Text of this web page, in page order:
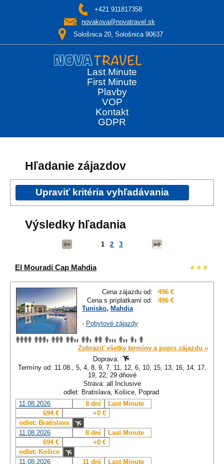
+421 911817358
novakova@novatravel.sk
Sološnica 20, Sološnica 90637
Last Minute
First Minute
Plavby
VOP
Kontakt
GDPR
Hľadanie zájazdov
Výsledky hľadania
1 2 3
El Mouradi Cap Mahdia
Cena zájazdu od:
496 €
Cena s príplatkami od:
496 €
Tunisko, Mahdia
- Pobytové zájazdy
Zobraziť všetky termíny a popis zájazdu »
Doprava:
Termíny od: 11.08., 5, 4, 8, 9, 7, 11, 12, 6, 10, 15, 13, 16, 14, 17,
19, 22, 29 dňové
Strava: all Inclusive
odlet: Bratislava, Košice, Poprad
11.08.2026
8 dní
Last Minute
694 €
+0 €
odlet: Bratislava
11.08.2026
8 dní
Last Minute
694 €
+0 €
odlet: Košice
11.08.2026
11 dní
Last Minute